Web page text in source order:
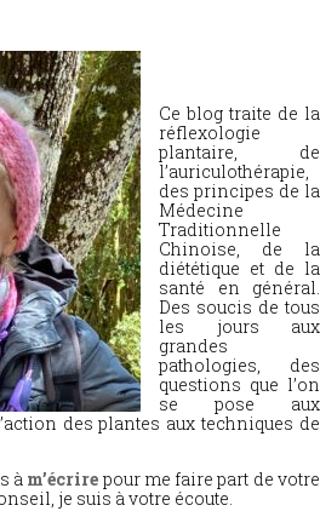
Ce blog traite de la
réflexologie
plantaire, de
l’auriculothérapie,
des principes de la
Médecine
Traditionnelle
Chinoise, de la
diététique et de la
santé en général.
Des soucis de tous
les jours aux
grandes
pathologies, des
questions que l’on
se pose aux
des plantes aux techniques de
à m’écrire pour me faire part de votre
je suis à votre écoute.